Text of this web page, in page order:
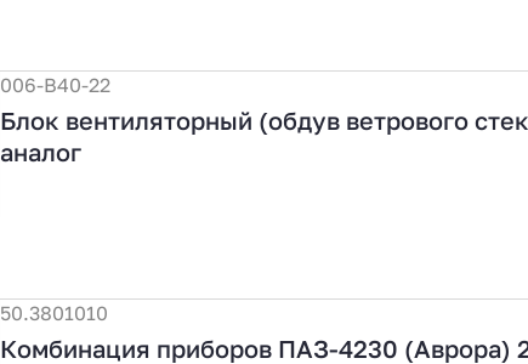
006-B40-22
Блок вентиляторный (обдув ветрового
аналог
50.3801010
Комбинация приборов ПАЗ-4230 (Аврора)